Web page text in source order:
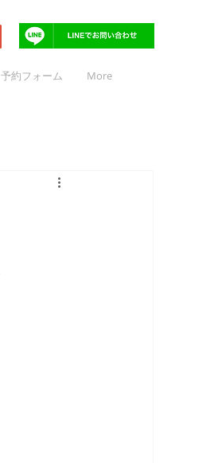
予約フォーム More